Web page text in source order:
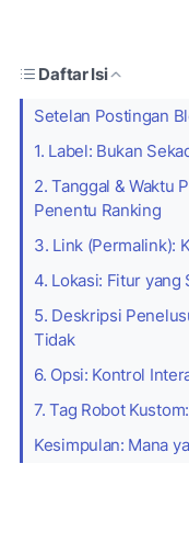
Daftar Isi
Setelan Postingan
1. Label: Bukan
2. Tanggal & Waktu
Penentu Ranking
3. Link (Permalink):
4. Lokasi: Fitur yang
5. Deskripsi
Tidak
6. Opsi: Kontrol
7. Tag Robot
Kesimpulan: Mana